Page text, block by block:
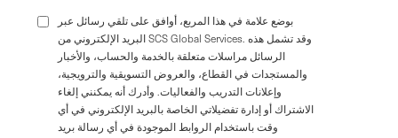
بوضع علامة في هذا المربع، أوافق على تلقي رسائل عبر
البريد الإلكتروني من SCS Global Services. وقد تشمل هذه
الرسائل مراسلات متعلقة بالخدمة والحساب، والأخبار
والمستجدات في القطاع، والعروض التسويقية والترويجية،
وإعلانات التدريب والفعاليات. وأدرك أنه يمكنني إلغاء
الاشتراك أو إدارة تفضيلاتي الخاصة بالبريد الإلكتروني في أي
وقت باستخدام الروابط الموجودة في أي رسالة بريد